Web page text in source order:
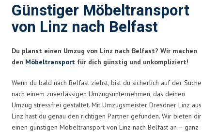
Günstiger Möbeltransport
von Linz nach Belfast
Du planst einen Umzug von Linz nach Belfast? Wir machen
den Möbeltransport für dich günstig und unkompliziert!
Wenn du bald nach Belfast ziehst, bist du sicherlich auf der Suche
nach einem zuverlässigen Umzugsunternehmen, das deinen
Umzug stressfrei gestaltet. Mit Umzugsmeister Dresdner Linz aus
Linz hast du genau den richtigen Partner gefunden. Wir bieten dir
einen günstigen Möbeltransport von Linz nach Belfast an – ganz